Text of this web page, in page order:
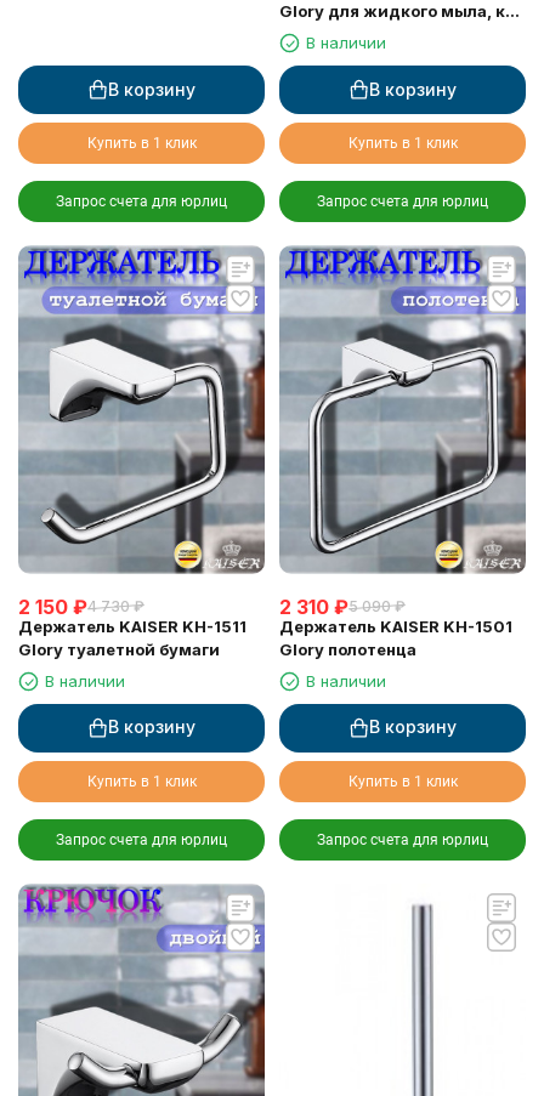
В корзину
Купить в 1 клик
Запрос счета для юрлиц
Glory для жидкого мыла, к
стенеВ наличии
В корзину
Купить в 1 клик
Запрос счета для юрлиц
2 150 ₽4 730 ₽
Держатель KAISER KH-1511
Glory туалетной бумаги
В наличии
В корзину
Купить в 1 клик
Запрос счета для юрлиц
2 310 ₽5 090 ₽
Держатель KAISER KH-1501
Glory полотенца
В наличии
В корзину
Купить в 1 клик
Запрос счета для юрлиц